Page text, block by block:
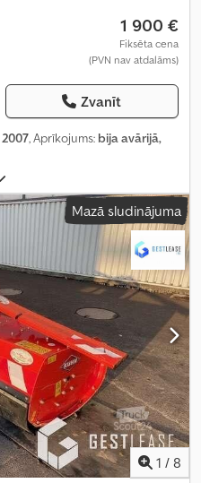
1 900 €
Fiksēta cena
(PVN nav atdalāms)
Zvanīt
2007, Aprīkojums: bija avārijā,
Mazā sludinājuma
1 / 8